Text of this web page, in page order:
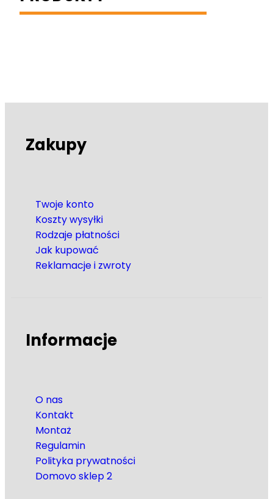
Zakupy
Twoje konto
Koszty wysyłki
Rodzaje płatności
Jak kupować
Reklamacje i zwroty
Informacje
O nas
Kontakt
Montaż
Regulamin
Polityka prywatności
Domovo sklep 2